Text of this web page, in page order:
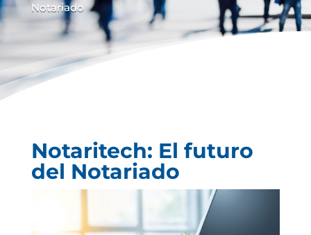
Notariado
Notaritech: El futuro
del Notariado